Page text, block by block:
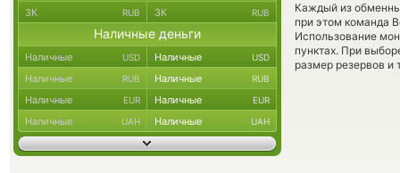
Каждый из
при этом команда
Использование
пунктах. При
размер резервов и
ЗК RUB ЗК RUB
Наличные деньги
Наличные USD Наличные USD
Наличные RUB Наличные RUB
Наличные EUR Наличные EUR
Наличные UAH Наличные UAH